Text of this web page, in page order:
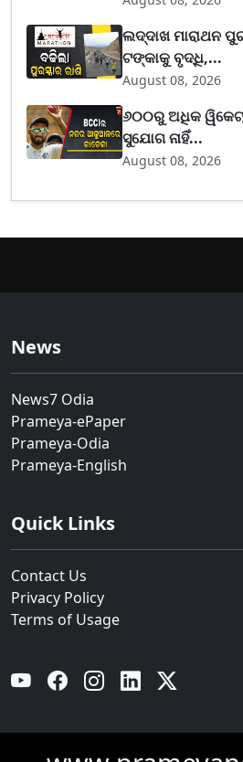
ଲଦ୍ଦାଖ ମାରାଥନ
ଟଙ୍କାକୁ ବୃଦ୍ଧି,...
August 08, 2026
୬୦୦ରୁ ଅଧିକ
ସୁଯୋଗ ନାହିଁ...
August 08, 2026
News
News7 Odia
Prameya-ePaper
Prameya-Odia
Prameya-English
Quick Links
Contact Us
Privacy Policy
Terms of Usage
YouTube Facebook Instagram Linkedin